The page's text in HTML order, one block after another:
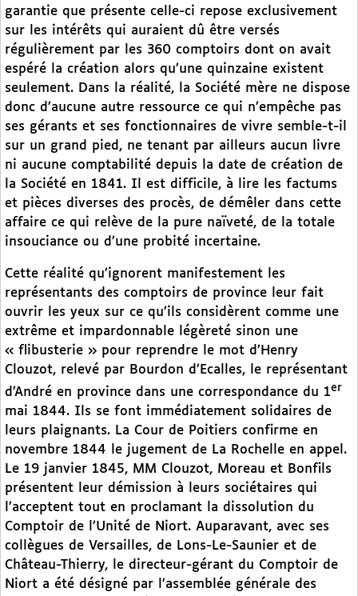
garantie que présente celle-ci repose exclusivement
sur les intérêts qui auraient dû être versés
régulièrement par les 360 comptoirs dont on avait
espéré la création alors qu’une quinzaine existent
seulement. Dans la réalité, la Société mère ne dispose
donc d’aucune autre ressource ce qui n’empêche pas
ses gérants et ses fonctionnaires de vivre semble-t-il
sur un grand pied, ne tenant par ailleurs aucun livre
ni aucune comptabilité depuis la date de création de
la Société en 1841. Il est difficile, à lire les factums
et pièces diverses des procès, de démêler dans cette
affaire ce qui relève de la pure naïveté, de la totale
insouciance ou d’une probité incertaine.
Cette réalité qu’ignorent manifestement les
représentants des comptoirs de province leur fait
ouvrir les yeux sur ce qu’ils considèrent comme une
extrême et impardonnable légèreté sinon une
« flibusterie » pour reprendre le mot d’Henry
Clouzot, relevé par Bourdon d’Ecalles, le représentant
d’André en province dans une correspondance du 1er
mai 1844. Ils se font immédiatement solidaires de
leurs plaignants. La Cour de Poitiers confirme en
novembre 1844 le jugement de La Rochelle en appel.
Le 19 janvier 1845, MM Clouzot, Moreau et Bonfils
présentent leur démission à leurs sociétaires qui
l’acceptent tout en proclamant la dissolution du
Comptoir de l’Unité de Niort. Auparavant, avec ses
collègues de Versailles, de Lons-Le-Saunier et de
Château-Thierry, le directeur-gérant du Comptoir de
Niort a été désigné par l’assemblée générale des